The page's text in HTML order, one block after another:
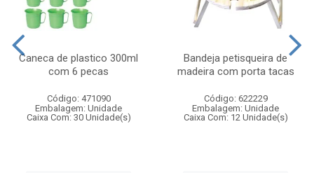
Caneca de plastico 300ml
com 6 pecas
Código: 471090
Embalagem: Unidade
Caixa Com: 30 Unidade(s)
Bandeja petisqueira de
madeira com porta tacas
Código: 622229
Embalagem: Unidade
Caixa Com: 12 Unidade(s)